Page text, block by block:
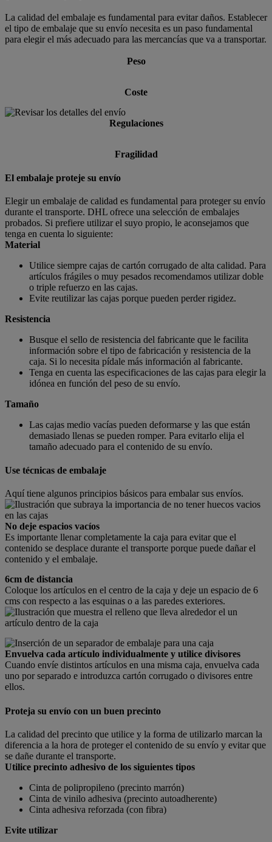
La calidad del embalaje es fundamental para evitar daños. Establecer
el tipo de embalaje que su envío necesita es un paso fundamental
para elegir el más adecuado para las mercancías que va a transportar.
Peso
Coste
Regulaciones
Fragilidad
El embalaje proteje su envío
Elegir un embalaje de calidad es fundamental para proteger su envío
durante el transporte. DHL ofrece una selección de embalajes
probados. Si prefiere utilizar el suyo propio, le aconsejamos que
tenga en cuenta lo siguiente:
Material
Utilice siempre cajas de cartón corrugado de alta calidad. Para
artículos frágiles o muy pesados recomendamos utilizar doble
o triple refuerzo en las cajas.
Evite reutilizar las cajas porque pueden perder rigidez.
Resistencia
Busque el sello de resistencia del fabricante que le facilita
información sobre el tipo de fabricación y resistencia de la
caja. Si lo necesita pídale más información al fabricante.
Tenga en cuenta las especificaciones de las cajas para elegir la
idónea en función del peso de su envío.
Tamaño
Las cajas medio vacías pueden deformarse y las que están
demasiado llenas se pueden romper. Para evitarlo elija el
tamaño adecuado para el contenido de su envío.
Use técnicas de embalaje
Aquí tiene algunos principios básicos para embalar sus envíos.
No deje espacios vacíos
Es importante llenar completamente la caja para evitar que el
contenido se desplace durante el transporte porque puede dañar el
contenido y el embalaje.
6cm de distancia
Coloque los artículos en el centro de la caja y deje un espacio de 6
cms con respecto a las esquinas o a las paredes exteriores.
Envuelva cada artículo individualmente y utilice divisores
Cuando envíe distintos artículos en una misma caja, envuelva cada
uno por separado e introduzca cartón corrugado o divisores entre
ellos.
Proteja su envío con un buen precinto
La calidad del precinto que utilice y la forma de utilizarlo marcan la
diferencia a la hora de proteger el contenido de su envío y evitar que
se dañe durante el transporte.
Utilice precinto adhesivo de los siguientes tipos
Cinta de polipropileno (precinto marrón)
Cinta de vinilo adhesiva (precinto autoadherente)
Cinta adhesiva reforzada (con fibra)
Evite utilizar